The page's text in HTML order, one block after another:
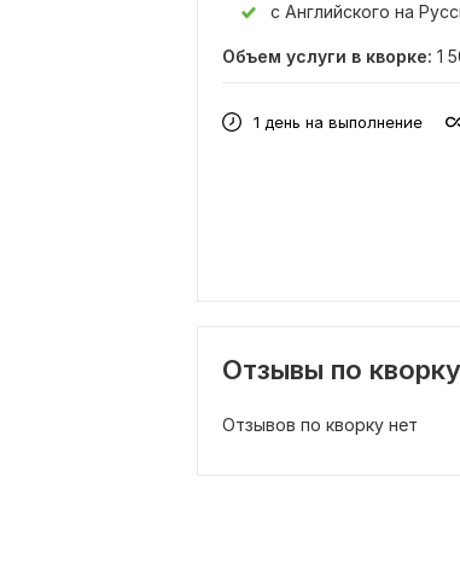
с Английского на
Объем услуги в кворке: 1
1 день на выполнение
Отзывы по кворку
Отзывов по кворку нет